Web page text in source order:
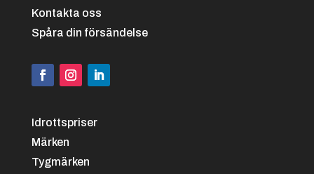
Kontakta oss
Spåra din försändelse
Idrottspriser
Märken
Tygmärken